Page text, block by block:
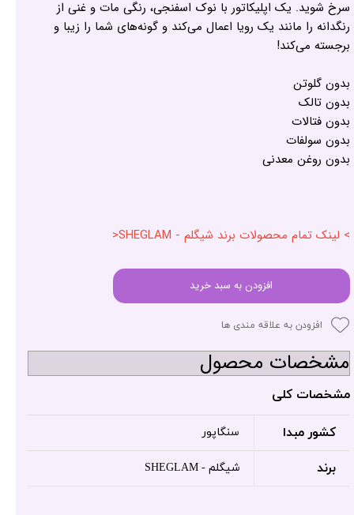
سرخ شوید. یک اپلیکاتور با نوک اسفنجی، رنگی مات و غنی از
رنگدانه را مانند یک رویا اعمال می‌کند و گونه‌های شما را زیبا و
برجسته می‌کند!
بدون گلوتن
بدون تالک
بدون فتالات
بدون سولفات
بدون روغن معدنی
> لینک تمام محصولات برند شیگلم - SHEGLAM<
افزودن به سبد خرید
افزودن به علاقه مندی ها
مشخصات محصول
مشخصات کلی
کشور مبدا سنگاپور
برند شیگلم - SHEGLAM